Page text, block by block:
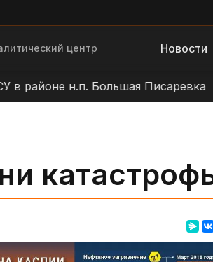
центр Новости
н.п. Большая Писаревка